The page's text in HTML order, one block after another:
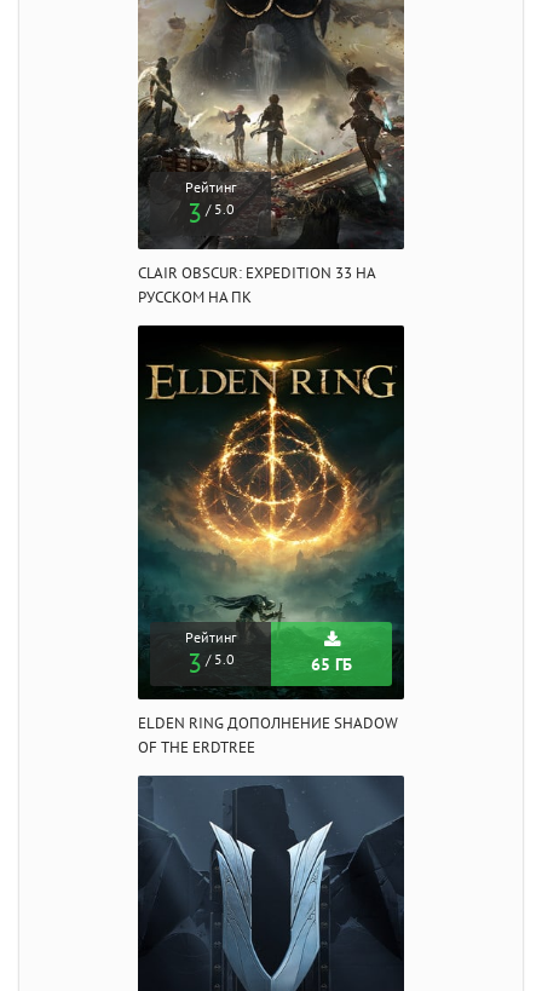
Рейтинг
3 / 5.0
CLAIR OBSCUR: EXPEDITION 33 НА
РУССКОМ НА ПК
Рейтинг
3 / 5.0 65 ГБ
ELDEN RING ДОПОЛНЕНИЕ SHADOW
OF THE ERDTREE